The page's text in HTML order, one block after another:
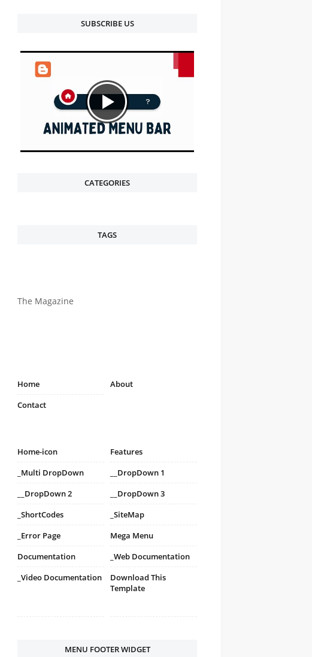
SUBSCRIBE US
CATEGORIES
TAGS
The Magazine
Home
About
Contact
Home-icon
Features
_Multi DropDown
__DropDown 1
__DropDown 2
__DropDown 3
_ShortCodes
_SiteMap
_Error Page
Mega Menu
Documentation
_Web Documentation
_Video Documentation
Download This
Template
MENU FOOTER WIDGET